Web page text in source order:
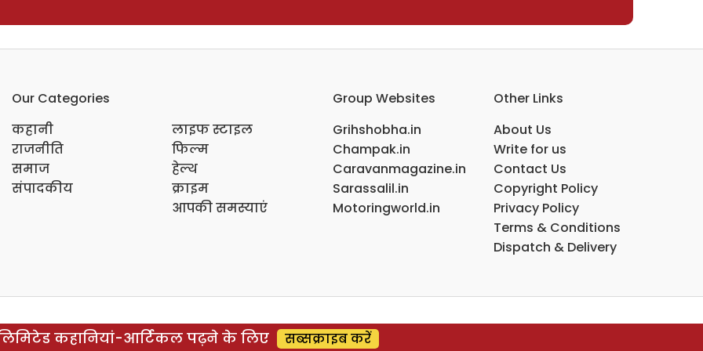
Our Categories
कहानी
राजनीति
समाज
संपादकीय
लाइफ स्टाइल
फिल्म
हेल्थ
क्राइम
आपकी समस्याएं
Group Websites
Grihshobha.in
Champak.in
Caravanmagazine.in
Sarassalil.in
Motoringworld.in
Other Links
About Us
Write for us
Contact Us
Copyright Policy
Privacy Policy
Terms & Conditions
Dispatch & Delivery
कहानियां-आर्टिकल पढ़ने के लिए सब्सक्राइब करें